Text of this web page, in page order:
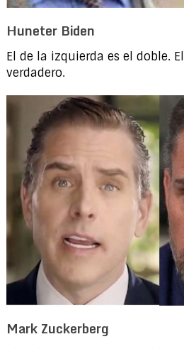
Huneter Biden
El de la izquierda es el doble.
verdadero.
Mark Zuckerberg